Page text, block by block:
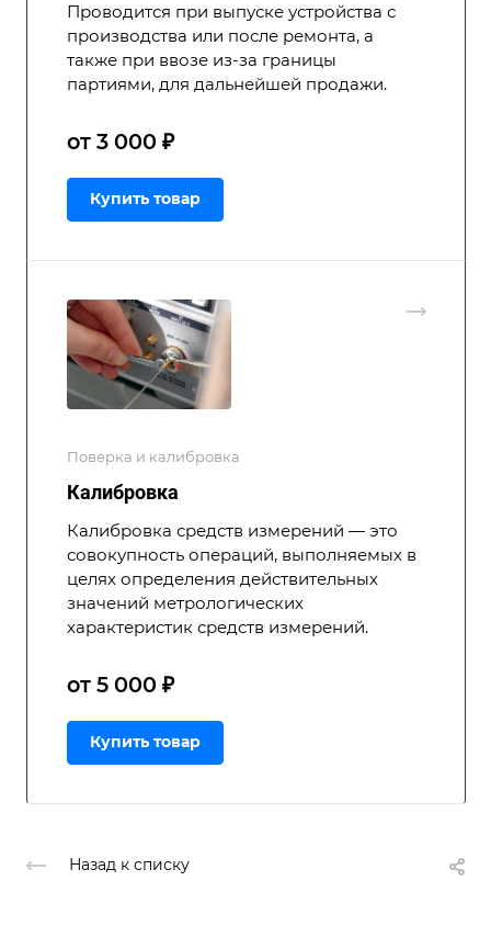
Проводится при выпуске устройства с
производства или после ремонта, а
также при ввозе из-за границы
партиями, для дальнейшей продажи.
от 3 000 ₽
Купить товар
Поверка и калибровка
Калибровка
Калибровка средств измерений — это
совокупность операций, выполняемых в
целях определения действительных
значений метрологических
характеристик средств измерений.
от 5 000 ₽
Купить товар
Назад к списку